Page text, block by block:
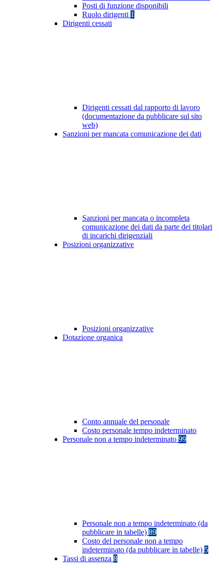
Posti di funzione disponibili
Ruolo dirigenti 1
Dirigenti cessati
Dirigenti cessati dal rapporto di lavoro
(documentazione da pubblicare sul sito
web)
Sanzioni per mancata comunicazione dei dati
Sanzioni per mancata o incompleta
comunicazione dei dati da parte dei titolari
di incarichi dirigenziali
Posizioni organizzative
Posizioni organizzative
Dotazione organica
Conto annuale del personale
Costo personale tempo indeterminato
Personale non a tempo indeterminato 99
Personale non a tempo indeterminato (da
pubblicare in tabelle) 89
Costo del personale non a tempo
indeterminato (da pubblicare in tabelle) 5
Tassi di assenza 8